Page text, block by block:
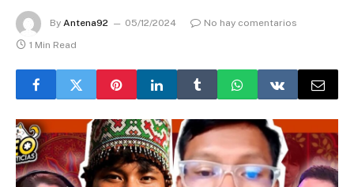
By Antena92 05/12/2024
No hay comentarios
1 Min Read